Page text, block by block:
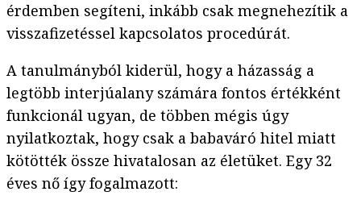
érdemben segíteni, inkább csak megnehezítik a
visszafizetéssel kapcsolatos procedúrát.
A tanulmányból kiderül, hogy a házasság a
legtöbb interjúalany számára fontos értékként
funkcionál ugyan, de többen mégis úgy
nyilatkoztak, hogy csak a babaváró hitel miatt
kötötték össze hivatalosan az életüket. Egy 32
éves nő így fogalmazott: